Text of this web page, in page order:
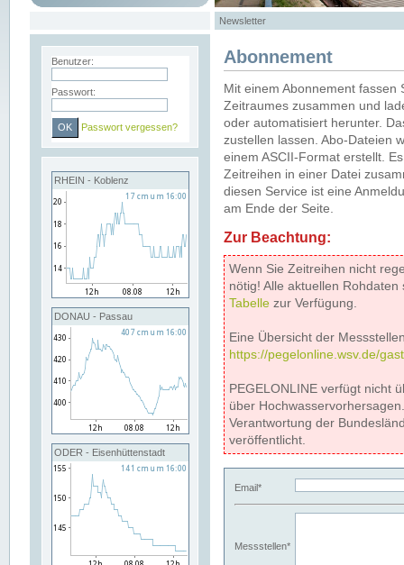
Newsletter
Benutzer:
Passwort:
Passwort vergessen?
RHEIN - Koblenz
DONAU - Passau
ODER - Eisenhüttenstadt
Abonnement
Mit einem Abonnement
Zeitraumes zusammen und
oder automatisiert herunter.
zustellen lassen. Abo-Dateien
einem ASCII-Format erstellt.
Zeitreihen in einer Datei
diesen Service ist eine
am Ende der Seite.
Zur Beachtung:
Wenn Sie Zeitreihen nicht
nötig! Alle aktuellen
Tabelle zur Verfügung.
Eine Übersicht der
https://pegelonline.wsv.de/
PEGELONLINE verfügt nicht
über
Verantwortung der
veröffentlicht.
Email*
Messstellen*